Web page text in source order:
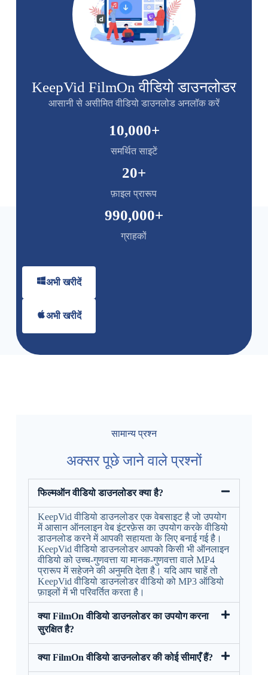
KeepVid FilmOn वीडियो डाउनलोडर
आसानी से असीमित वीडियो डाउनलोड अनलॉक करें
समर्थित साइटें
10,000+
फ़ाइल प्रारूप
20+
ग्राहकों
990,000+
अभी खरीदें
अभी खरीदें
सामान्य प्रश्न
अक्सर पूछे जाने वाले प्रश्नों
फिल्मऑन वीडियो डाउनलोडर क्या है?
KeepVid वीडियो डाउनलोडर एक वेबसाइट है जो उपयोग
में आसान ऑनलाइन वेब इंटरफ़ेस का उपयोग करके वीडियो
डाउनलोड करने में आपकी सहायता के लिए बनाई गई है।
KeepVid वीडियो डाउनलोडर आपको किसी भी ऑनलाइन
वीडियो को उच्च-गुणवत्ता या मानक-गुणवत्ता वाले MP4
प्रारूप में सहेजने की अनुमति देता है। यदि आप चाहें तो
KeepVid वीडियो डाउनलोडर वीडियो को MP3 ऑडियो
फ़ाइलों में भी परिवर्तित करता है।
क्या FilmOn वीडियो डाउनलोडर का उपयोग करना
सुरक्षित है?
क्या FilmOn वीडियो डाउनलोडर की कोई सीमाएँ हैं?